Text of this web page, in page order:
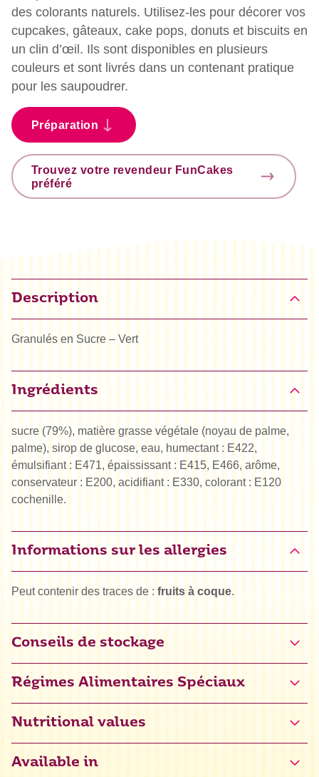
des colorants naturels. Utilisez-les pour décorer vos
cupcakes, gâteaux, cake pops, donuts et biscuits en
un clin d’œil. Ils sont disponibles en plusieurs
couleurs et sont livrés dans un contenant pratique
pour les saupoudrer.
Préparation
Trouvez votre revendeur FunCakes
préféré
Description
Granulés en Sucre – Vert
Ingrédients
sucre (79%), matière grasse végétale (noyau de palme,
palme), sirop de glucose, eau, humectant : E422,
émulsifiant : E471, épaississant : E415, E466, arôme,
conservateur : E200, acidifiant : E330, colorant : E120
cochenille.
Informations sur les allergies
Peut contenir des traces de : fruits à coque.
Conseils de stockage
Régimes Alimentaires Spéciaux
Véga
Nutritional values
Available in